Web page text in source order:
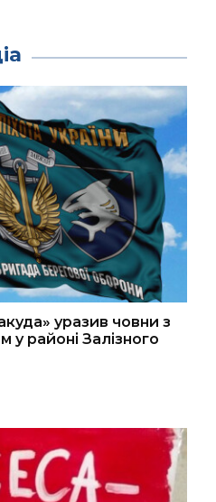
уразив човни з
у районі Залізного